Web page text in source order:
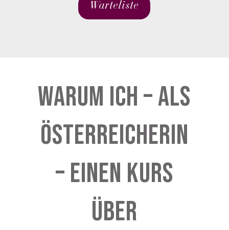
Warteliste
Warum ich – als
Österreicherin
– einen Kurs
über